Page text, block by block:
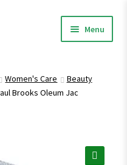
Menu
Women's Care
Beauty
Brooks Oleum Jac